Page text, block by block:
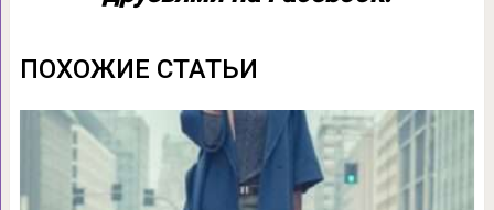
ПОХОЖИЕ СТАТЬИ